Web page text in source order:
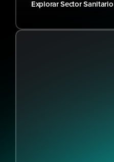
Explorar Sector Sanitario